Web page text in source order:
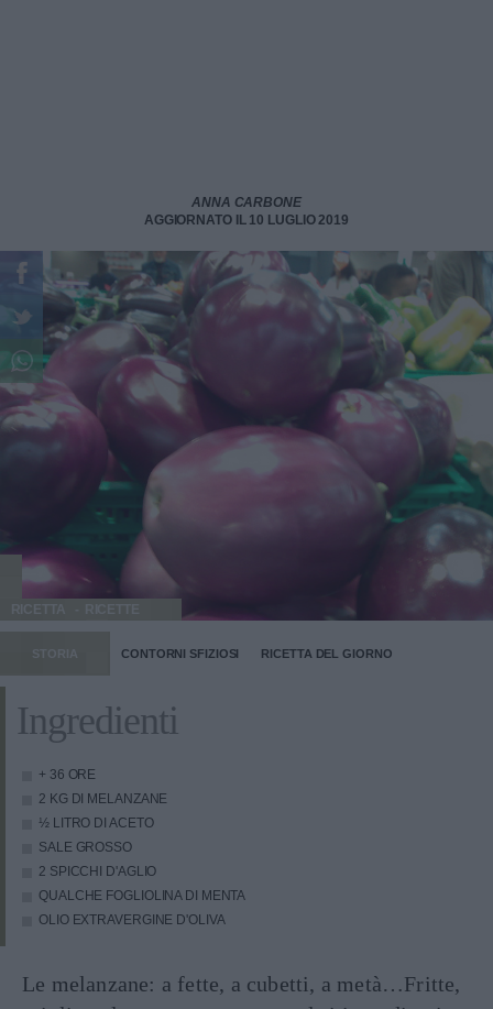
ANNA CARBONE
AGGIORNATO IL 10 LUGLIO 2019
RICETTA
STORIA CONTORNI SFIZIOSI RICETTA DEL GIORNO
Ingredienti
+ 36 ORE
2 KG DI MELANZANE
½ LITRO DI ACETO
SALE GROSSO
2 SPICCHI D'AGLIO
QUALCHE FOGLIOLINA DI MENTA
OLIO EXTRAVERGINE D'OLIVA
Le melanzane: a fette, a cubetti, a metà…Fritte,